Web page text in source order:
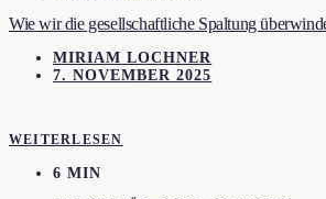
Wie wir die gesellschaftliche Spaltung
MIRIAM LOCHNER
7. NOVEMBER 2025
WEITERLESEN
6 MIN